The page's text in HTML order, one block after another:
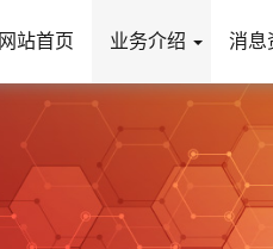
网站首页 业务介绍 消息